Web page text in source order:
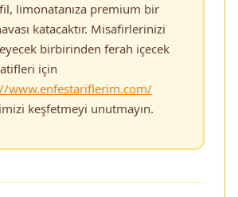
limonatanıza premium bir
katacaktır. Misafirlerinizi
birbirinden ferah içecek
için
www.enfestariflerim.com/
keşfetmeyi unutmayın.